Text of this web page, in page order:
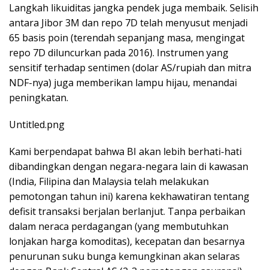
Langkah likuiditas jangka pendek juga membaik. Selisih
antara Jibor 3M dan repo 7D telah menyusut menjadi
65 basis poin (terendah sepanjang masa, mengingat
repo 7D diluncurkan pada 2016). Instrumen yang
sensitif terhadap sentimen (dolar AS/rupiah dan mitra
NDF-nya) juga memberikan lampu hijau, menandai
peningkatan.
Untitled.png
Kami berpendapat bahwa BI akan lebih berhati-hati
dibandingkan dengan negara-negara lain di kawasan
(India, Filipina dan Malaysia telah melakukan
pemotongan tahun ini) karena kekhawatiran tentang
defisit transaksi berjalan berlanjut. Tanpa perbaikan
dalam neraca perdagangan (yang membutuhkan
lonjakan harga komoditas), kecepatan dan besarnya
penurunan suku bunga kemungkinan akan selaras